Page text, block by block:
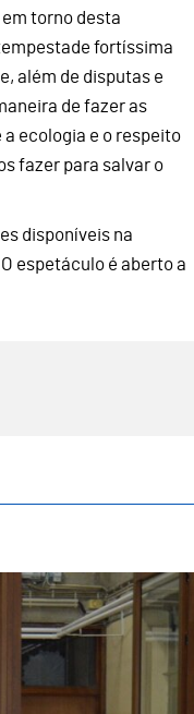
torno desta
fortíssima
além de disputas e
de fazer as
ecologia e o respeito
fazer para salvar o
disponíveis na
espetáculo é aberto a
do Projeto